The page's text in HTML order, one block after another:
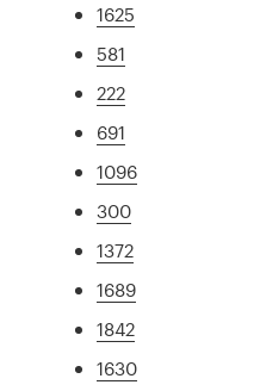
1625
581
222
691
1096
300
1372
1689
1842
1630